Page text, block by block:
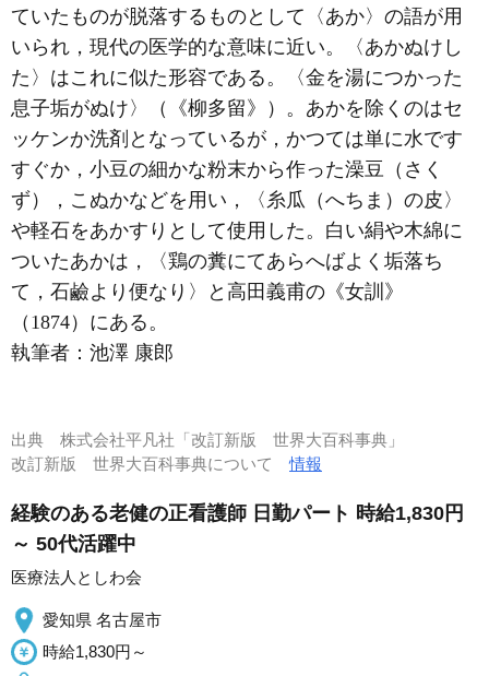
ていたものが脱落するものとして〈あか〉の語が用
いられ，現代の医学的な意味に近い。〈あかぬけし
た〉はこれに似た形容である。〈金を湯につかった
息子垢がぬけ〉（《柳多留》）。あかを除くのはセ
ッケンか洗剤となっているが，かつては単に水です
すぐか，小豆の細かな粉末から作った澡豆（さく
ず），こぬかなどを用い，〈糸瓜（へちま）の皮〉
や軽石をあかすりとして使用した。白い絹や木綿に
ついたあかは，〈鶏の糞にてあらへばよく垢落ち
て，石鹼より便なり〉と高田義甫の《女訓》
（1874）にある。
執筆者： 池澤 康郎
出典 株式会社平凡社「改訂新版 世界大百科事典」
改訂新版 世界大百科事典について情報
経験のある老健の正看護師 日勤パート 時給1,830円
～ 50代活躍中
医療法人としわ会
愛知県 名古屋市
時給1,830円～